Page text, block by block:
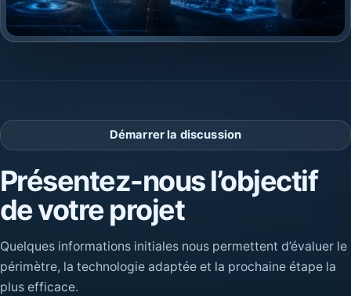
Démarrer la discussion
Présentez-nous l’objectif
de votre projet
Quelques informations initiales nous permettent d’évaluer le
périmètre, la technologie adaptée et la prochaine étape la
plus efficace.